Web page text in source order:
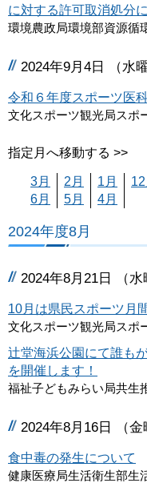
に対する許可取消処分
環境農政局環境部資源循
2024年9月4日 （水曜
令和６年度スポーツ医
文化スポーツ観光局スポ
指定月へ移動する >>
3月 2月 1月 12
6月
5月 4月
2024年度8月
2024年8月21日 （水
10月は県民スポーツ月
文化スポーツ観光局スポ
辻堂海浜公園にて誰も
を開催します！
福祉子どもみらい局共生
2024年8月16日 （金
食中毒の発生について
健康医療局生活衛生部生